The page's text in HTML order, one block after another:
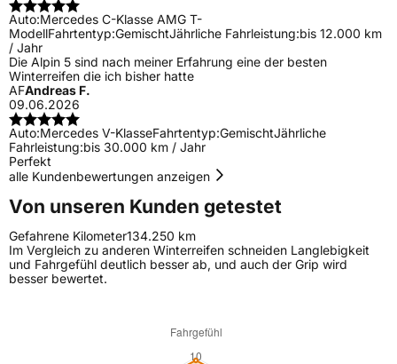
Auto:Mercedes C-Klasse AMG T-
ModellFahrtentyp:GemischtJährliche Fahrleistung:bis 12.000 km
/ Jahr
Die Alpin 5 sind nach meiner Erfahrung eine der besten
Winterreifen die ich bisher hatte
AFAndreas F.
09.06.2026
Auto:Mercedes V-KlasseFahrtentyp:GemischtJährliche
Fahrleistung:bis 30.000 km / Jahr
Perfekt
alle Kundenbewertungen anzeigen
Von unseren Kunden getestet
Gefahrene Kilometer134.250 km
Im Vergleich zu anderen Winterreifen schneiden Langlebigkeit
und Fahrgefühl deutlich besser ab, und auch der Grip wird
besser bewertet.